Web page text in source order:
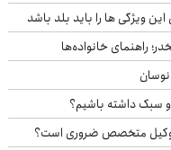
ویژگی ها را باید بلد باشد
سبک داشته باشیم؟
وکیل متخصص ضروری است؟